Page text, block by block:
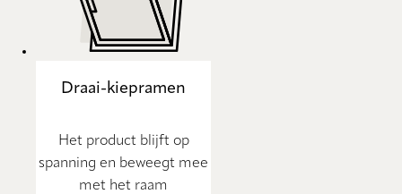
Draai-kiepramen
Het product blijft op
spanning en beweegt mee
met het raam